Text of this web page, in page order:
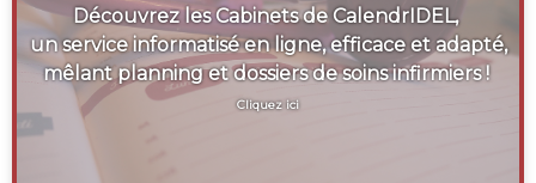
Découvrez les Cabinets de CalendrIDEL,
un service informatisé en ligne, efficace et adapté,
mêlant planning et dossiers de soins infirmiers !
Cliquez ici